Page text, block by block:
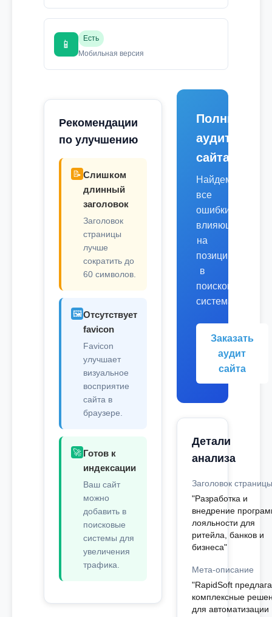
📱
Есть
Мобильная версия
Рекомендации
по улучшению
📝 Слишком
длинный
заголовок
Заголовок
страницы
лучше
сократить до
60 символов.
🖼️Отсутствует
favicon
Favicon
улучшает
визуальное
восприятие
сайта в
браузере.
🚀 Готов к
индексации
Ваш сайт
можно
добавить в
поисковые
системы для
увеличения
трафика.
Полный
аудит
сайта
Найдем
все
ошибки,
влияющие
на
позиции
в
поисковых
системах.
Заказать
аудит
сайта
Детали
анализа
Заголовок страницы
"Разработка и
внедрение
лояльности для
ритейла, банков и
бизнеса"
Мета-описание
"RapidSoft
комплексные
для автоматизации